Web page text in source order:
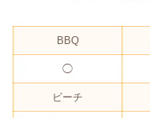
BBQ
◯
ビーチ